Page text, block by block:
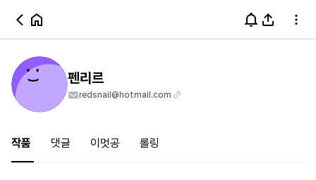
펜리르
redsnail@hotmail.com
작품 댓글 이멋공 롤링